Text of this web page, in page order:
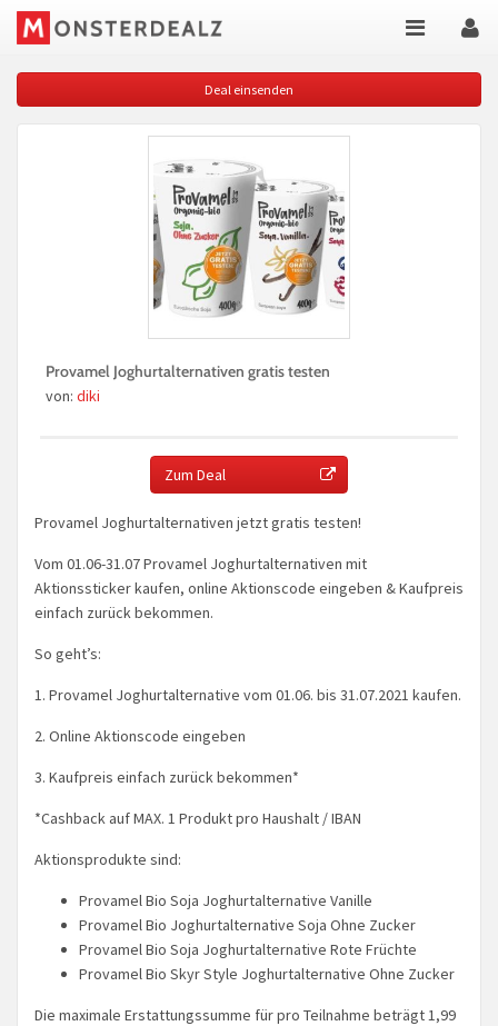
Deal einsenden
Provamel Joghurtalternativen gratis testen
von: diki
Zum Deal
Provamel Joghurtalternativen jetzt gratis testen!
Vom 01.06-31.07 Provamel Joghurtalternativen mit
Aktionssticker kaufen, online Aktionscode eingeben & Kaufpreis
einfach zurück bekommen.
So geht’s:
1. Provamel Joghurtalternative vom 01.06. bis 31.07.2021 kaufen.
2. Online Aktionscode eingeben
3. Kaufpreis einfach zurück bekommen*
*Cashback auf MAX. 1 Produkt pro Haushalt / IBAN
Aktionsprodukte sind:
Provamel Bio Soja Joghurtalternative Vanille
Provamel Bio Joghurtalternative Soja Ohne Zucker
Provamel Bio Soja Joghurtalternative Rote Früchte
Provamel Bio Skyr Style Joghurtalternative Ohne Zucker
Die maximale Erstattungssumme für pro Teilnahme beträgt 1,99